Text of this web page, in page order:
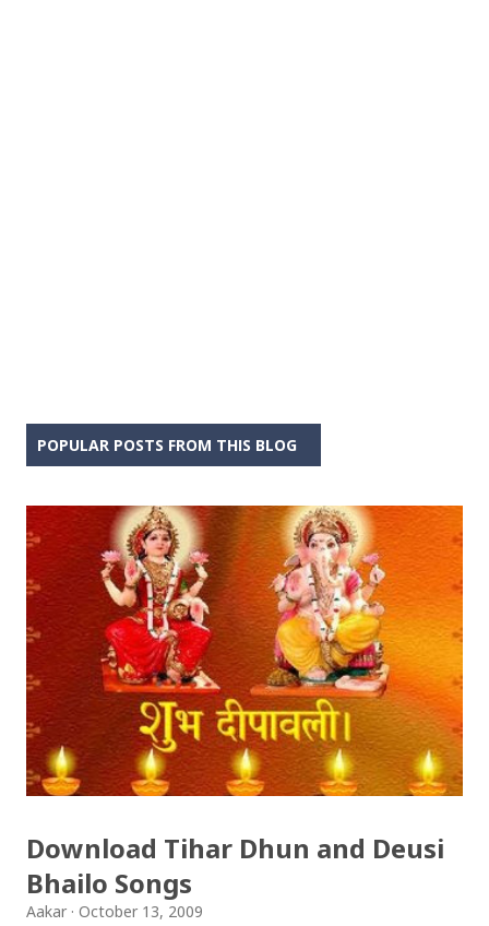
POPULAR POSTS FROM THIS BLOG
Download Tihar Dhun and Deusi
Bhailo Songs
Aakar October 13, 2009